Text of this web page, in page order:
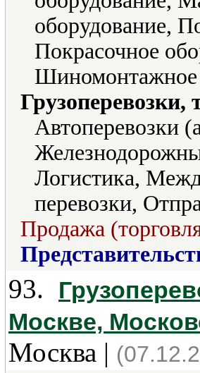
оборудование,
Покрасочное
Шиномонтажное
Автоперевозки
Логистика,
перевозки,
Продажа
93.
Москве,
Москва |